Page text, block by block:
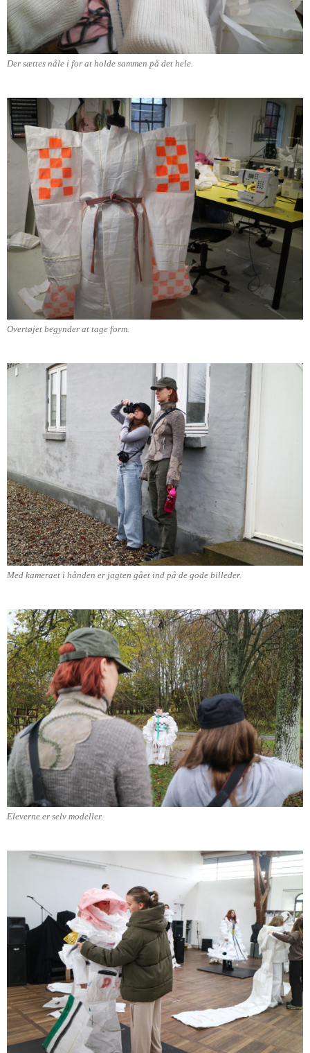
Der sættes nåle i for at holde sammen på det hele.
Overtøjet begynder at tage form.
Med kameraet i hånden er jagten gået ind på de gode billeder.
Eleverne er selv modeller.